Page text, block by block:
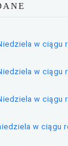
w ciągu
w ciągu
w ciągu
w ciągu